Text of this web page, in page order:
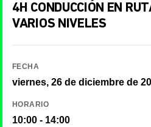
4H CONDUCCIÓN EN
VARIOS NIVELES
FECHA
viernes, 26 de diciembre de
HORARIO
10:00 - 14:00